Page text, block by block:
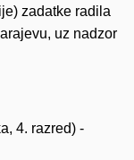
zadatke radila
uz nadzor
4. razred) -